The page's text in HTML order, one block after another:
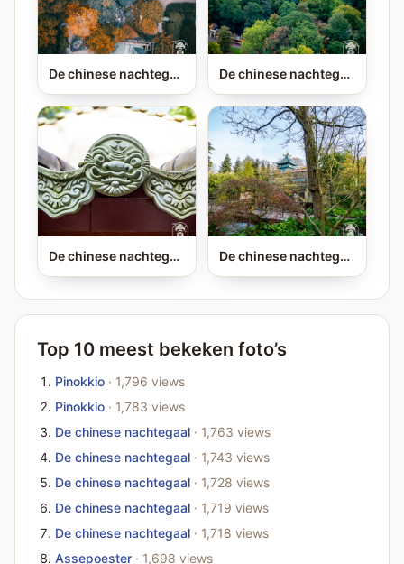
De chinese nachtegaal De chinese nachtegaal
De chinese nachtegaal De chinese nachtegaal
Top 10 meest bekeken foto’s
Pinokkio · 1,796 views
Pinokkio · 1,783 views
De chinese nachtegaal · 1,763 views
De chinese nachtegaal · 1,743 views
De chinese nachtegaal · 1,728 views
De chinese nachtegaal · 1,719 views
De chinese nachtegaal · 1,718 views
Assepoester · 1,698 views